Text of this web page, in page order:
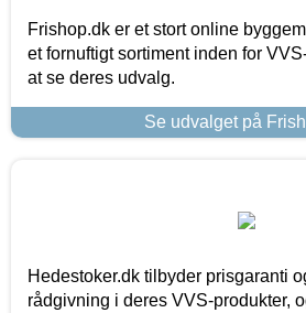
Frishop.dk er et stort online
et fornuftigt sortiment inden for
at se deres udvalg.
Se udvalget på
Hedestoker.dk tilbyder prisgaranti
rådgivning i deres VVS-produkter,